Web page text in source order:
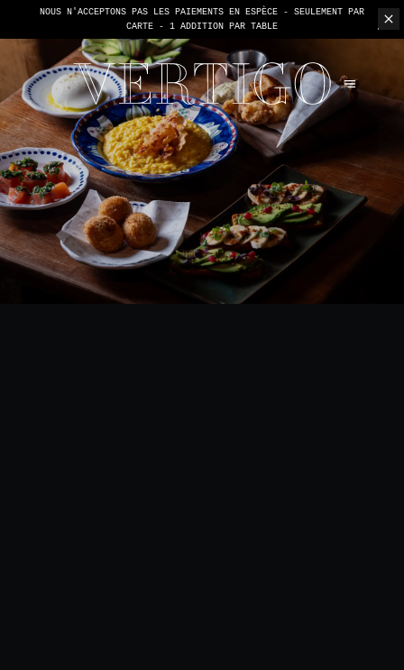
NOUS N'ACCEPTONS PAS LES PAIEMENTS EN ESPÈCE - SEULEMENT PAR
CARTE - 1 ADDITION PAR TABLE